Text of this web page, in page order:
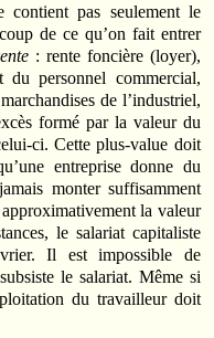
contient pas seulement le
de ce qu’on fait entrer
: rente foncière (loyer),
du personnel commercial,
de l’industriel,
formé par la valeur du
ci. Cette plus-value doit
entreprise donne du
monter suffisamment
la valeur
le salariat capitaliste
Il est impossible de
le salariat. Même si
du travailleur doit